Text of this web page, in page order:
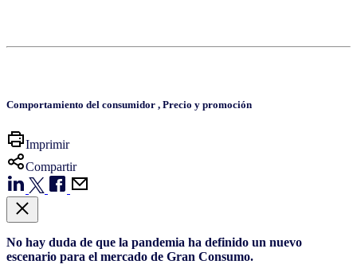
Comportamiento del consumidor , Precio y promoción
Imprimir
Compartir
No hay duda de que la pandemia ha definido un nuevo
escenario para el mercado de Gran Consumo.